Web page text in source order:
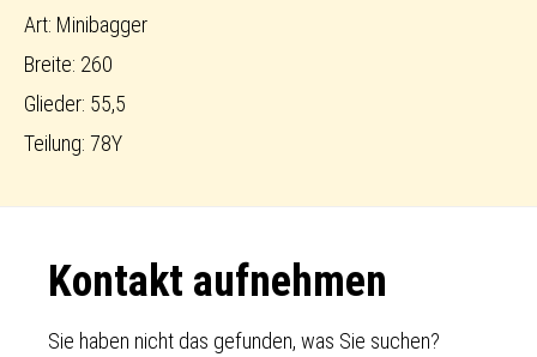
Art: Minibagger
Breite: 260
Glieder: 55,5
Teilung: 78Y
Footer
Kontakt aufnehmen
Sie haben nicht das gefunden, was Sie suchen?